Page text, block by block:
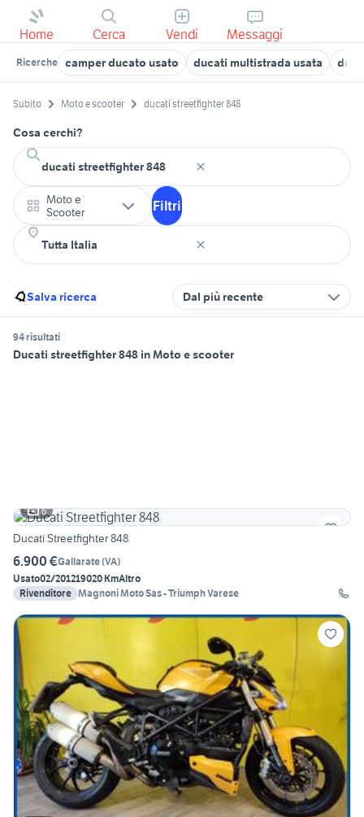
Home Cerca Vendi Messaggi
Ricerche camper ducato usato ducati multistrada usata
Subito Moto e scooter ducati streetfighter 848
Cosa cerchi?
Moto e
Scooter
Filtri
Salva ricerca Dal più recente
94 risultati
Ducati streetfighter 848 in Moto e scooter
6
Ducati Streetfighter 848
6.900 €Gallarate(VA)
Usato02/201219020 KmAltro
Rivenditore Magnoni Moto Sas - Triumph Varese